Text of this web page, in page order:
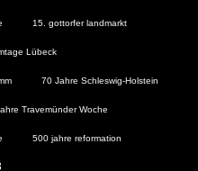
15. gottorfer landmarkt
Lübeck
70 Jahre Schleswig-Holstein
Travemünder Woche
500 jahre reformation